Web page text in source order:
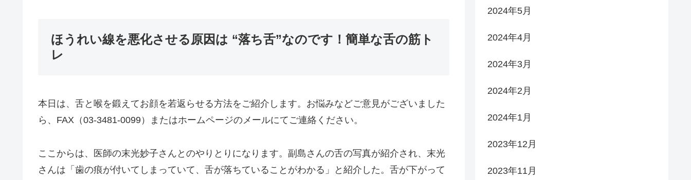
ほうれい線を悪化させる原因は “落ち舌”なのです！簡単な舌の筋ト
レ
本日は、舌と喉を鍛えてお顔を若返らせる方法をご紹介します。 お悩みなどご意見がございました
ら、FAX（03-3481-0099）またはホームページのメールにてご連絡ください。
ここからは、医師の末光妙子さんとのやりとりになります。副島さんの舌の写真が紹介され、末光
さんは「 歯の痕が付いてしまっていて、舌が落ちていることがわかる」と紹介した。舌が下がって
2024年5月
2024年4月
2024年3月
2024年2月
2024年1月
2023年12月
2023年11月